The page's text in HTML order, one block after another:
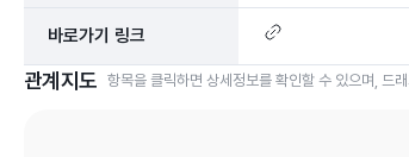
바로가기 링크
관계지도 항목을 클릭하면 상세정보를 확인할 수 있으며, 드